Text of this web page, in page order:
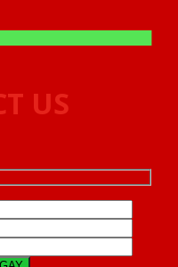
US